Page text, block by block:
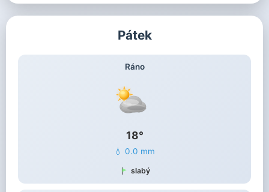
Pátek
Ráno
18°
💧 0.0 mm
slabý